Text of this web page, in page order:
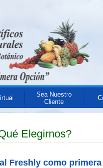
Sea Nuestro
Cliente
Elegirnos?
Freshly como